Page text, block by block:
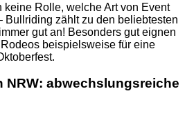
keine Rolle, welche Art von Event
Bullriding zählt zu den beliebtesten
gut an! Besonders gut eignen
beispielsweise für eine
NRW: abwechslungsreiche